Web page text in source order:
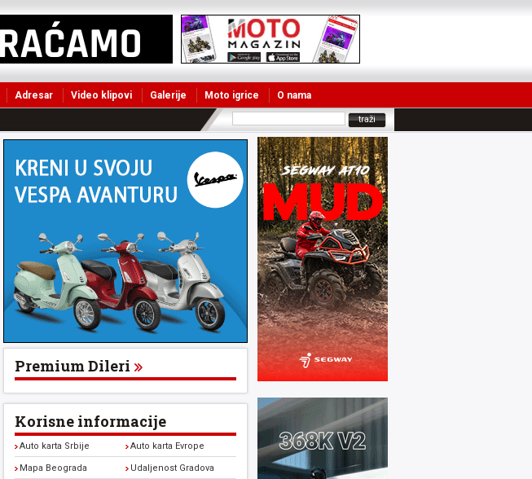
Adresar Video klipovi Galerije Moto igrice O nama
Premium Dileri
Korisne informacije
Auto karta Srbije
Mapa Beograda
Auto karta Evrope
Udaljenost Gradova